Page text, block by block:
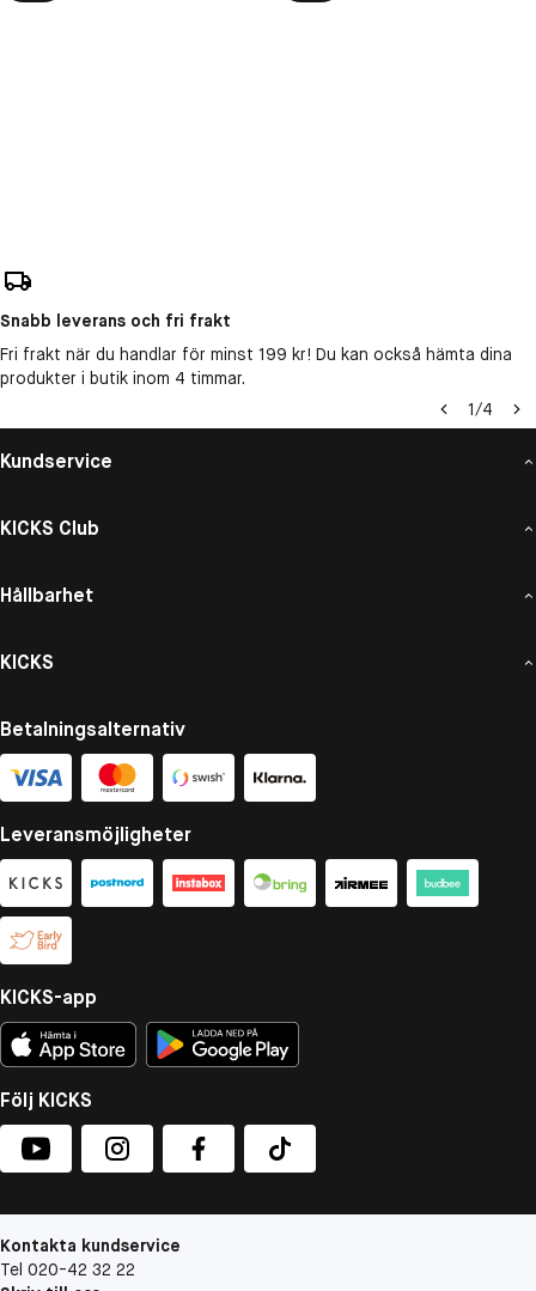
Snabb leverans och fri frakt
Fri frakt när du handlar för minst 199 kr! Du kan också hämta dina
produkter i butik inom 4 timmar.
1/4
Kundservice
KICKS Club
Hållbarhet
KICKS
Betalningsalternativ
Leveransmöjligheter
KICKS-app
Följ KICKS
Kontakta kundservice
Tel 020-42 32 22